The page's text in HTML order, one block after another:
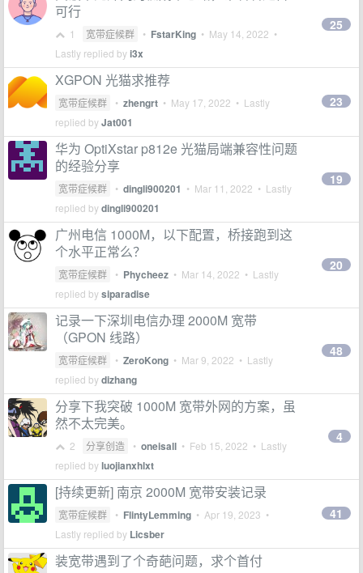
可行
1 宽带症候群 • FstarKing • May 14, 2022 •
Lastly replied byi3x
25
XGPON 光猫求推荐
宽带症候群 • zhengrt • May 17, 2022 • Lastly
replied byJat001
23
华为 OptiXstar p812e 光猫局端兼容性问题
的经验分享
宽带症候群 • dingli900201 • Mar 11, 2022 • Lastly
replied bydingli900201
19
广州电信 1000M，以下配置，桥接跑到这
个水平正常么？
宽带症候群 • Phycheez • Mar 14, 2022 • Lastly
replied bysiparadise
20
记录一下深圳电信办理 2000M 宽带
（GPON 线路）
宽带症候群 • ZeroKong • Mar 9, 2022 • Lastly
replied bydizhang
48
分享下我突破 1000M 宽带外网的方案，虽
然不太完美。
2 分享创造 • oneisall • Feb 15, 2022 • Lastly
replied byluojianxhlxt
4
[持续更新] 南京 2000M 宽带安装记录
宽带症候群 • FlintyLemming • Apr 19, 2023 •
Lastly replied by Licsber
41
装宽带遇到了个奇葩问题，求个首付